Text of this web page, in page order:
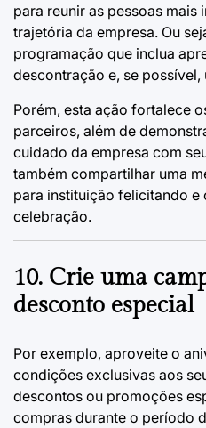
para reunir as pessoas mais
trajetória da empresa. Ou
programação que inclua
descontração e, se
Porém, esta ação fortalece
parceiros, além de
cuidado da empresa com
também compartilhar uma
para instituição felicitando e
celebração.
10. Crie uma
desconto especial
Por exemplo, aproveite o
condições exclusivas aos
descontos ou promoções
compras durante o período